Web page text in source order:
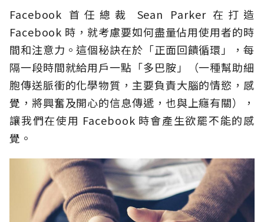
Facebook 首任總裁 Sean Parker 在打造
Facebook 時，就考慮要如何盡量佔用使用者的時
間和注意力。這個秘訣在於「正面回饋循環」，每
隔一段時間就給用戶一點「多巴胺」（一種幫助細
胞傳送脈衝的化學物質，主要負責大腦的情慾，感
覺，將興奮及開心的信息傳遞，也與上癮有關），
讓我們在使用 Facebook 時會產生欲罷不能的感
覺。